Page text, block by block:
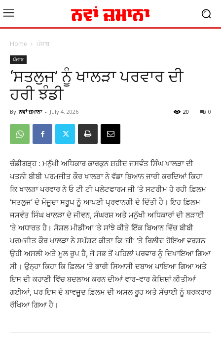
Home ਪੰਜਾਬ
ਪੰਜਾਬ
‘ਸਤਲੁਜ’ ਨੂੰ ਖਾਲੜਾ ਪਰਵਾਰ ਦੀ
ਹਰੀ ਝੰਡੀ
By ਨਵਾਂ ਜ਼ਮਾਨਾ - July 4, 2026 0
20
ਚੰਡੀਗੜ੍ਹ : ਮਨੁੱਖੀ ਅਧਿਕਾਰ ਕਾਰਕੁਨ ਸ਼ਹੀਦ ਜਸਵੰਤ ਸਿੰਘ ਖਾਲੜਾ ਦੀ
ਪਤਨੀ ਬੀਬੀ ਪਰਮਜੀਤ ਕੌਰ ਖਾਲੜਾ ਨੇ ਵੱਡਾ ਬਿਆਨ ਜਾਰੀ ਕਰਦਿਆਂ ਕਿਹਾ
ਕਿ ਖਾਲੜਾ ਪਰਵਾਰ ਨੇ ਓ ਟੀ ਟੀ ਪਲੇਟਫਾਰਮ ਜ਼ੀ ‘ਤੇ ਸਟਰੀਮ ਹੋ ਰਹੀ ਫ਼ਿਲਮ
‘ਸਤਲੁਜ’ ਦੇ ਮੌਜੂਦਾ ਸਰੂਪ ਨੂੰ ਆਪਣੀ ਪ੍ਰਵਾਨਗੀ ਦੇ ਦਿੱਤੀ ਹੈ। ਇਹ ਫ਼ਿਲਮ
ਜਸਵੰਤ ਸਿੰਘ ਖਾਲੜਾ ਦੇ ਜੀਵਨ, ਸੰਘਰਸ਼ ਅਤੇ ਮਨੁੱਖੀ ਅਧਿਕਾਰਾਂ ਦੀ ਲੜਾਈ
‘ਤੇ ਅਧਾਰਤ ਹੈ। ਸੋਸ਼ਲ ਮੀਡੀਆ ‘ਤੇ ਸਾਂਝੇ ਕੀਤੇ ਇੱਕ ਬਿਆਨ ਵਿੱਚ ਬੀਬੀ
ਪਰਮਜੀਤ ਕੌਰ ਖਾਲੜਾ ਨੇ ਸਪੱਸ਼ਟ ਕੀਤਾ ਕਿ ‘ਜ਼ੀ’ ‘ਤੇ ਰਿਲੀਜ਼ ਹੋਇਆ ਵਰਸ਼ਨ
ਉਹੀ ਅਸਲੀ ਅਤੇ ਮੂਲ ਰੂਪ ਹੈ, ਜੋ ਸਭ ਤੋਂ ਪਹਿਲਾਂ ਪਰਵਾਰ ਨੂੰ ਦਿਖਾਇਆ ਗਿਆ
ਸੀ। ਉਨ੍ਹਾ ਕਿਹਾ ਕਿ ਫ਼ਿਲਮ ‘ਤੇ ਭਾਰੀ ਸਿਆਸੀ ਦਬਾਅ ਪਾਇਆ ਗਿਆ ਅਤੇ
ਇਸ ਦੀ ਕਹਾਣੀ ਵਿੱਚ ਬਦਲਾਅ ਕਰਨ ਦੀਆਂ ਵਾਰ-ਵਾਰ ਕੋਸ਼ਿਸ਼ਾਂ ਕੀਤੀਆਂ
ਗਈਆਂ, ਪਰ ਇਸ ਦੇ ਬਾਵਜੂਦ ਫ਼ਿਲਮ ਦੀ ਅਸਲ ਰੂਹ ਅਤੇ ਸੱਚਾਈ ਨੂੰ ਬਰਕਰਾਰ
ਰੱਖਿਆ ਗਿਆ ਹੈ।